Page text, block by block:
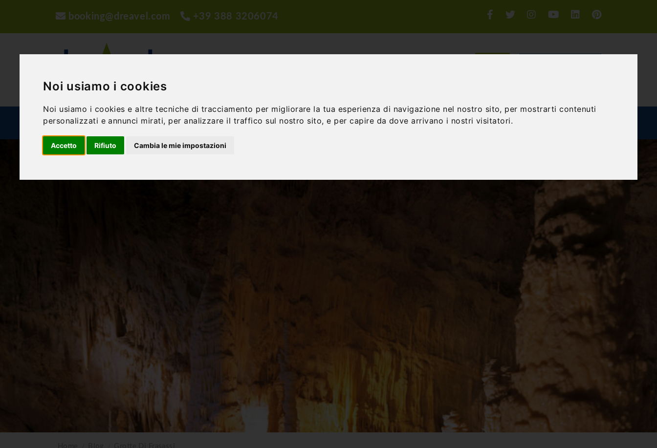
Noi usiamo i cookies
Noi usiamo i cookies e altre tecniche di tracciamento per migliorare la tua esperienza di navigazione nel nostro sito, per mostrarti contenuti
personalizzati e annunci mirati, per analizzare il traffico sul nostro sito, e per capire da dove arrivano i nostri visitatori.
Accetto Rifiuto Cambia le mie impostazioni
booking@dreavel.com +39 388 3206074
ATTIVITÀ ED ESPERIENZE STRUTTURE PROPOSTE DI VIAGGIO PROPOSTE DIDATTICHE INCENTIVE E TEAM BUILDING GIFT EXPERIENCE